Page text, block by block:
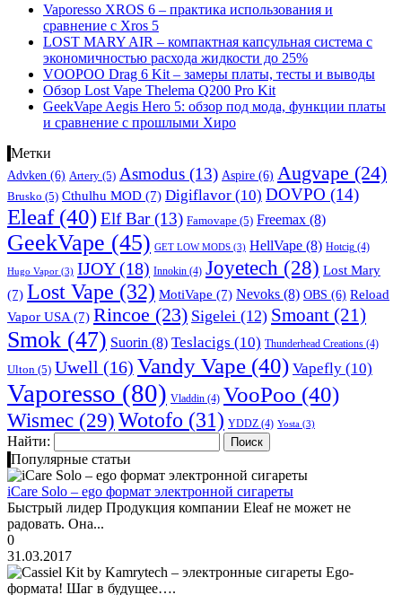
Vaporesso XROS 6 – практика использования и
сравнение с Xros 5
LOST MARY AIR – компактная капсульная система с
экономичностью расхода жидкости до 25%
VOOPOO Drag 6 Kit – замеры платы, тесты и выводы
Обзор Lost Vape Thelema Q200 Pro Kit
GeekVape Aegis Hero 5: обзор под мода, функции платы
и сравнение с прошлыми Хиро
Метки
Advken (6) Artery (5) Asmodus (13) Aspire (6) Augvape (24)
Brusko (5) Cthulhu MOD (7) Digiflavor (10) DOVPO (14)
Eleaf(40) Elf Bar(13) Famovape (5) Freemax (8)
GeekVape (45) GET LOW MODS (3) HellVape (8) Hotcig (4)
Hugo Vapor (3) IJOY(18) Innokin (4) Joyetech (28) Lost Mary
(7) Lost Vape (32) MotiVape (7) Nevoks (8) OBS (6) Reload
Vapor USA (7) Rincoe (23) Sigelei (12) Smoant (21)
Smok (47) Suorin (8) Teslacigs (10) Thunderhead Creations (4)
Ulton (5) Uwell (16) Vandy Vape (40) Vapefly (10)
Vaporesso (80) Vladdin (4) VooPoo (40)
Wismec (29)Wotofo (31) YDDZ (4) Yosta (3)
Найти:
Популярные статьи
iCare Solo – ego формат электронной сигареты
Быстрый лидер Продукция компании Eleaf не может не
радовать. Она...
0
31.03.2017